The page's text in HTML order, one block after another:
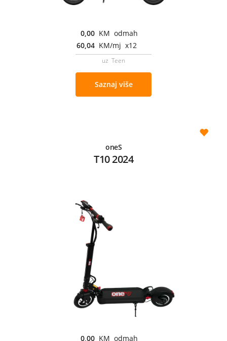
0,00 KM odmah
60,04 KM/mj x12
uz Teen
Saznaj više
oneS
T10 2024
0,00 KM odmah